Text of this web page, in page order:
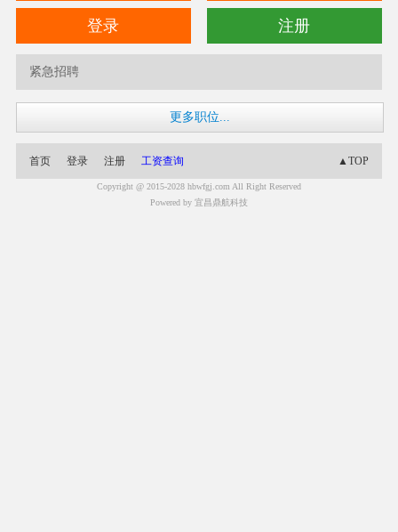
登录 注册
紧急招聘
更多职位...
首页 登录 注册 工资查询 ▲TOP
Copyright @ 2015-2028 hbwfgj.com All Right Reserved
Powered by 宜昌鼎航科技